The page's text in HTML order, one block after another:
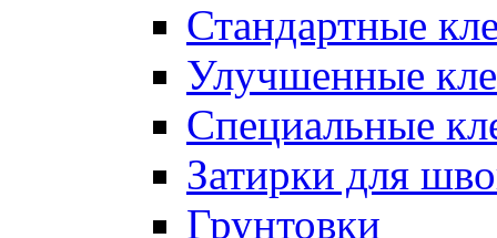
Стандартные
Улучшенные
Специальные
Затирки для
Грунтовки